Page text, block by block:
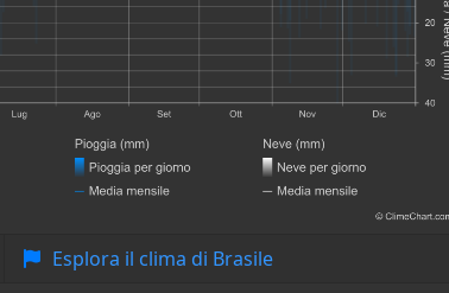
Esplora il clima di Brasile